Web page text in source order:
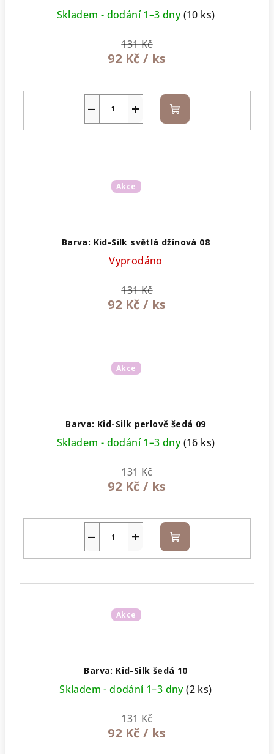
Skladem - dodání 1–3 dny(10 ks)
131 Kč
92 Kč / ks
+
− Do
košíku
Akce
Barva: Kid-Silk světlá džínová 08
Vyprodáno
131 Kč
92 Kč / ks
Akce
Barva: Kid-Silk perlově šedá 09
Skladem - dodání 1–3 dny(16 ks)
131 Kč
92 Kč / ks
+
− Do
košíku
Akce
Barva: Kid-Silk šedá 10
Skladem - dodání 1–3 dny(2 ks)
131 Kč
92 Kč / ks